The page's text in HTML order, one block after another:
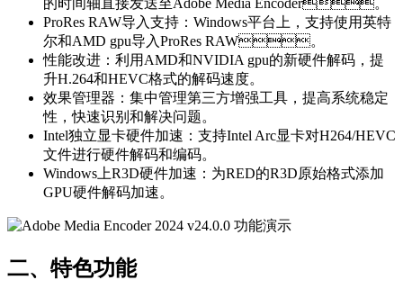
ProRes RAW导入支持：Windows平台上，支持使用英特
尔和AMD gpu导入ProRes RAW。
性能改进：利用AMD和NVIDIA gpu的新硬件解码，提
升H.264和HEVC格式的解码速度。
效果管理器：集中管理第三方增强工具，提高系统稳定
性，快速识别和解决问题。
Intel独立显卡硬件加速：支持Intel Arc显卡对H264/HEVC
文件进行硬件解码和编码。
Windows上R3D硬件加速：为RED的R3D原始格式添加
GPU硬件解码加速。
二、特色功能